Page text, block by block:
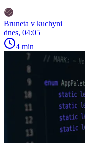
Bruneta v kuchyni
dnes, 04:05
4 min